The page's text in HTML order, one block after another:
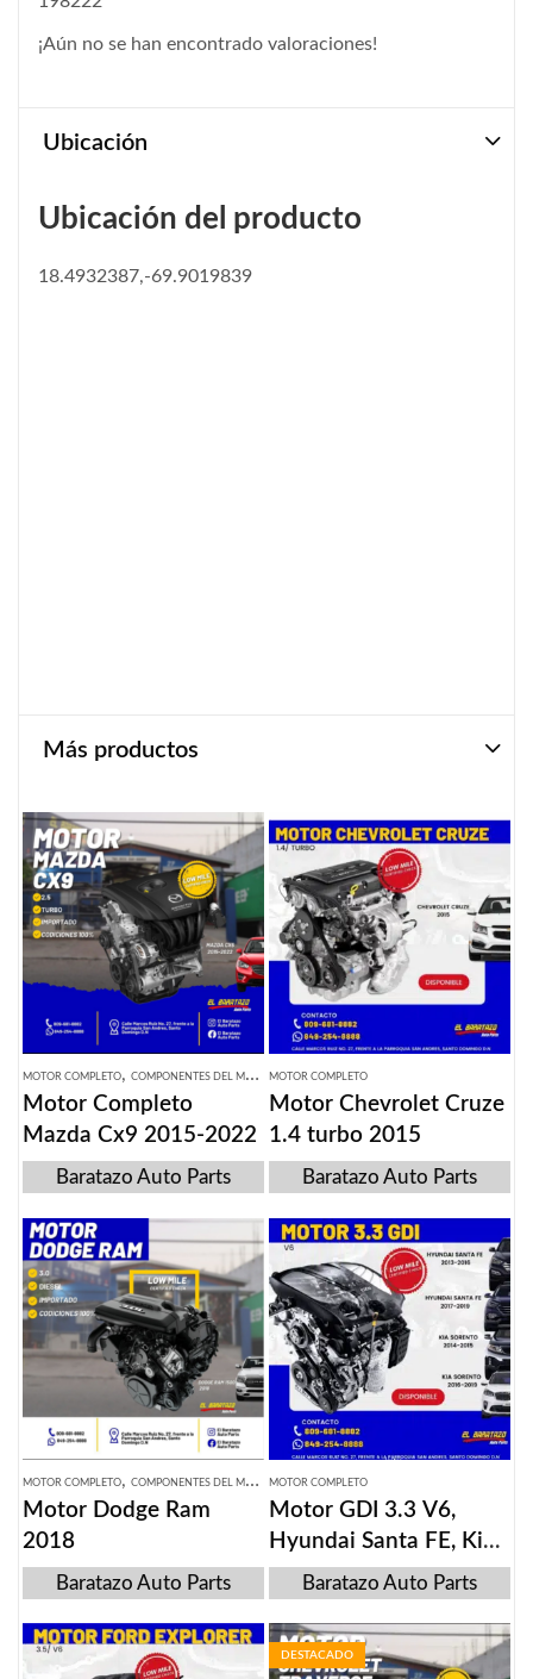
¡Aún no se han encontrado valoraciones!
Ubicación
Ubicación del producto
18.4932387,-69.9019839
Más productos
MOTOR COMPLETO, COMPONENTES DEL MOTOR
Motor Completo
Mazda Cx9 2015-2022
Baratazo Auto Parts
MOTOR COMPLETO
Motor Chevrolet Cruze
1.4 turbo 2015
Baratazo Auto Parts
MOTOR COMPLETO, COMPONENTES DEL MOTOR
Motor Dodge Ram
2018
Baratazo Auto Parts
MOTOR COMPLETO
Motor GDI 3.3 V6,
Hyundai Santa FE, Kia
Sorento, 2013-2019
Baratazo Auto Parts
DESTACADO